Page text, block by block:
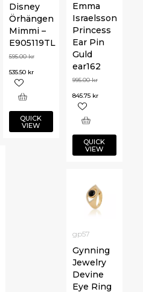
Emma
Israelsson
Princess
Ear Pin
Guld
ear162
995.00kr
845.75 kr
QUICK
VIEW
Disney
Örhängen
Mimmi –
E905119TL
595.00kr
535.50 kr
QUICK
VIEW
gp57
Gynning
Jewelry
Devine
Eye Ring